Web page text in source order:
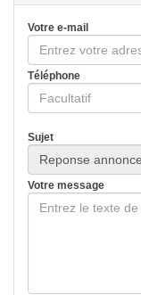
Votre e-mail
Téléphone
Sujet
Votre message